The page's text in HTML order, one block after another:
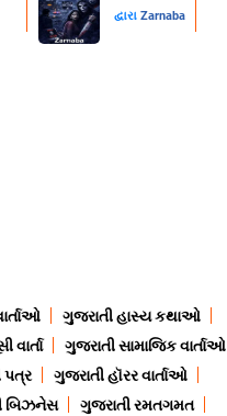
દ્વારા Zarnaba
ગુજરાતી હાસ્ય કથાઓ
વાર્તા
ગુજરાતી સામાજિક વાર્તાઓ
પત્ર
ગુજરાતી હૉરર વાર્તાઓ
બિઝનેસ
ગુજરાતી રમતગમત